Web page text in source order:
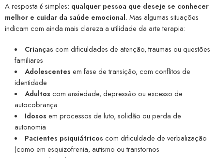
A resposta é simples: qualquer pessoa que deseje se conhecer
melhor e cuidar da saúde emocional. Mas algumas situações
indicam com ainda mais clareza a utilidade da arte terapia:
Crianças com dificuldades de atenção, traumas ou questões
familiares
Adolescentes em fase de transição, com conflitos de
identidade
Adultos com ansiedade, depressão ou excesso de
autocobrança
Idosos em processos de luto, solidão ou perda de
autonomia
Pacientes psiquiátricos com dificuldade de verbalização
(como em esquizofrenia, autismo ou transtornos